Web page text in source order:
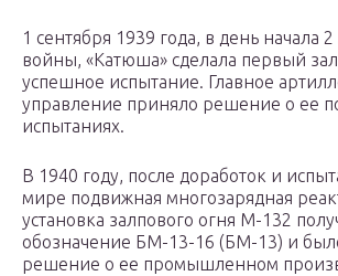
1 сентября 1939 года, в день начала
войны, «Катюша» сделала первый
успешное испытание. Главное
управление приняло решение о ее
испытаниях.
В 1940 году, после доработок и
мире подвижная многозарядная
установка залпового огня М-132
обозначение БМ-13-16 (БМ-13) и
решение о ее промышленном